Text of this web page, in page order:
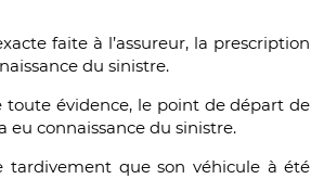
faite à l’assureur, la prescription
du sinistre.
toute évidence, le point de départ de
eu connaissance du sinistre.
tardivement que son véhicule à été